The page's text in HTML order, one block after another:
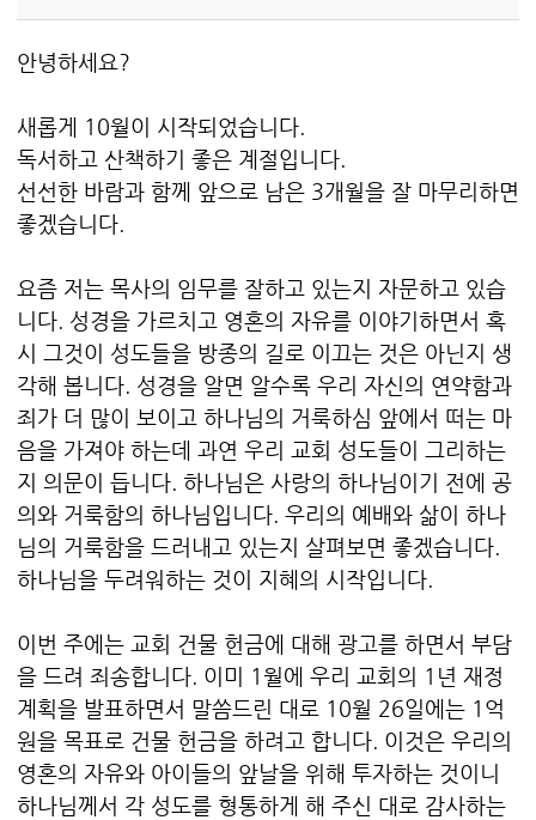
안녕하세요?
새롭게 10월이 시작되었습니다.
독서하고 산책하기 좋은 계절입니다.
선선한 바람과 함께 앞으로 남은 3개월을 잘 마무리하면
좋겠습니다.
요즘 저는 목사의 임무를 잘하고 있는지 자문하고 있습
니다. 성경을 가르치고 영혼의 자유를 이야기하면서 혹
시 그것이 성도들을 방종의 길로 이끄는 것은 아닌지 생
각해 봅니다. 성경을 알면 알수록 우리 자신의 연약함과
죄가 더 많이 보이고 하나님의 거룩하심 앞에서 떠는 마
음을 가져야 하는데 과연 우리 교회 성도들이 그리하는
지 의문이 듭니다. 하나님은 사랑의 하나님이기 전에 공
의와 거룩함의 하나님입니다. 우리의 예배와 삶이 하나
님의 거룩함을 드러내고 있는지 살펴보면 좋겠습니다.
하나님을 두려워하는 것이 지혜의 시작입니다.
이번 주에는 교회 건물 헌금에 대해 광고를 하면서 부담
을 드려 죄송합니다. 이미 1월에 우리 교회의 1년 재정
계획을 발표하면서 말씀드린 대로 10월 26일에는 1억
원을 목표로 건물 헌금을 하려고 합니다. 이것은 우리의
영혼의 자유와 아이들의 앞날을 위해 투자하는 것이니
하나님께서 각 성도를 형통하게 해 주신 대로 감사하는